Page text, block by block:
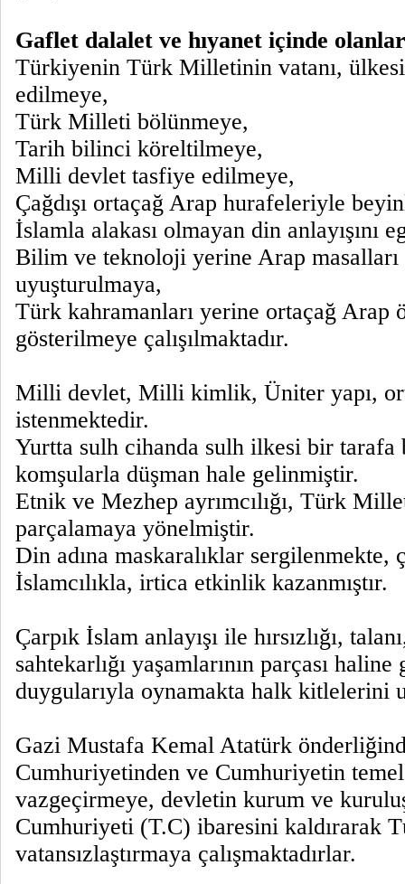
Gaflet dalalet ve hıyanet içinde
Türkiyenin Türk Milletinin vatanı,
edilmeye,
Türk Milleti bölünmeye,
Tarih bilinci köreltilmeye,
Milli devlet tasfiye edilmeye,
Çağdışı ortaçağ Arap hurafeleriyle
İslamla alakası olmayan din anlayışını
Bilim ve teknoloji yerine Arap
uyuşturulmaya,
Türk kahramanları yerine ortaçağ Arap
gösterilmeye çalışılmaktadır.
Milli devlet, Milli kimlik, Üniter yapı,
istenmektedir.
Yurtta sulh cihanda sulh ilkesi bir tarafa
komşularla düşman hale gelinmiştir.
Etnik ve Mezhep ayrımcılığı, Türk
parçalamaya yönelmiştir.
Din adına maskaralıklar sergilenmekte,
İslamcılıkla, irtica etkinlik kazanmıştır.
Çarpık İslam anlayışı ile hırsızlığı,
sahtekarlığı yaşamlarının parçası
duygularıyla oynamakta halk kitlelerini
Gazi Mustafa Kemal Atatürk
Cumhuriyetinden ve Cumhuriyetin
vazgeçirmeye, devletin kurum ve
Cumhuriyeti (T.C) ibaresini kaldırarak
vatansızlaştırmaya çalışmaktadırlar.